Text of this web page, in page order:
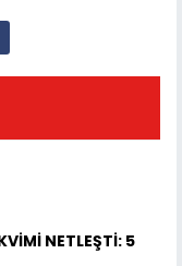
NETLEŞTİ: 5